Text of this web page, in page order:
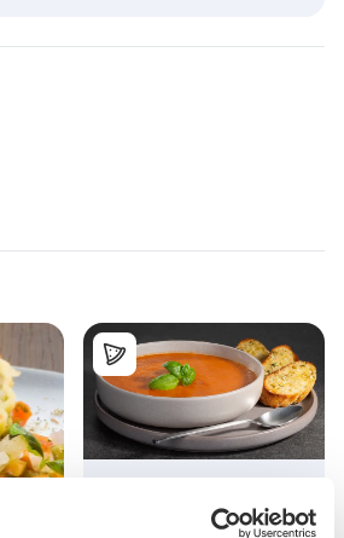
Tomaten-Pfirsich-